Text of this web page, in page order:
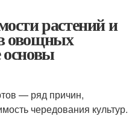
растений и
овощных
— ряд причин,
чередования культур.